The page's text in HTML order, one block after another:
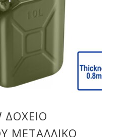
ΔΟΧΕΙΟ
ΜΕΤΑΛΛΙΚΟ